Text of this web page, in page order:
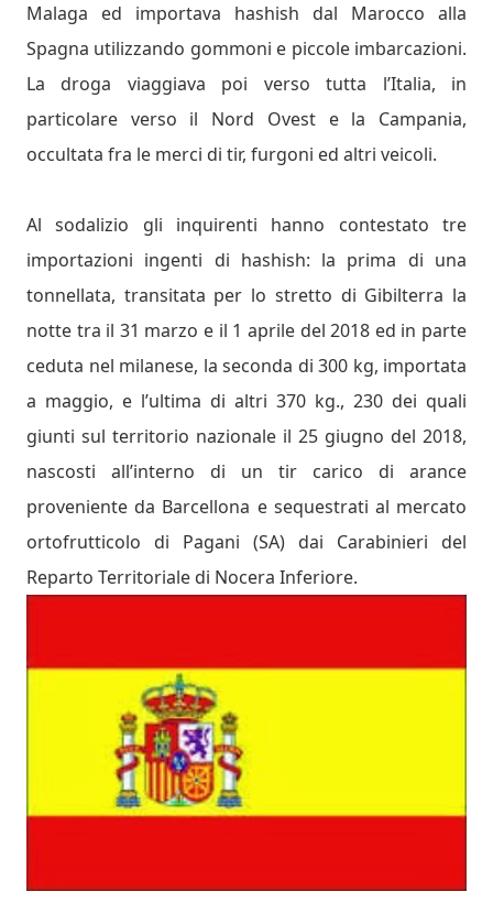
Malaga ed importava hashish dal Marocco alla
Spagna utilizzando gommoni e piccole imbarcazioni.
La droga viaggiava poi verso tutta l’Italia, in
particolare verso il Nord Ovest e la Campania,
occultata fra le merci di tir, furgoni ed altri veicoli.
Al sodalizio gli inquirenti hanno contestato tre
importazioni ingenti di hashish: la prima di una
tonnellata, transitata per lo stretto di Gibilterra la
notte tra il 31 marzo e il 1 aprile del 2018 ed in parte
ceduta nel milanese, la seconda di 300 kg, importata
a maggio, e l’ultima di altri 370 kg., 230 dei quali
giunti sul territorio nazionale il 25 giugno del 2018,
nascosti all’interno di un tir carico di arance
proveniente da Barcellona e sequestrati al mercato
ortofrutticolo di Pagani (SA) dai Carabinieri del
Reparto Territoriale di Nocera Inferiore.